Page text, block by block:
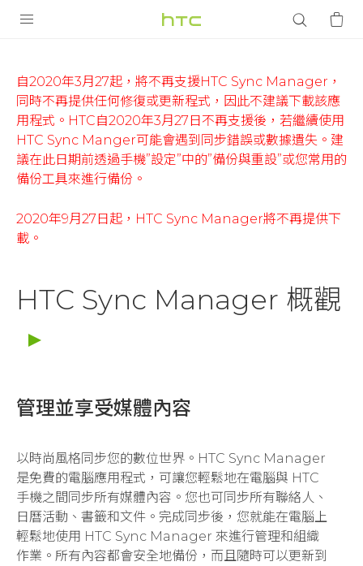
HTC
Manager
概
觀
香
VIVE
智能手機
配件
VIVERSE
支援服務
自2020年3月27起，將不再支援HTC Sync Manager，
同時不再提供任何修復或更新程式，因此不建議下載該應
用程式。HTC自2020年3月27日不再支援後，若繼續使用
HTC Sync Manger可能會遇到同步錯誤或數據遺失。建
議在此日期前透過手機”設定”中的”備份與重設”或您常用的
備份工具來進行備份。
2020年9月27日起，HTC Sync Manager將不再提供下
載。
HTC Sync Manager 概觀
管理並享受媒體內容
以時尚風格同步您的數位世界。HTC Sync Manager
是免費的電腦應用程式，可讓您輕鬆地在電腦與 HTC
手機之間同步所有媒體內容。您也可同步所有聯絡人、
日曆活動、書籤和文件。完成同步後，您就能在電腦上
輕鬆地使用 HTC Sync Manager 來進行管理和組織
作業。所有內容都會安全地備份，而且隨時可以更新到